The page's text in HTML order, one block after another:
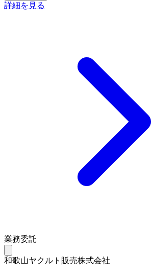
詳細を見る
業務委託
和歌山ヤクルト販売株式会社